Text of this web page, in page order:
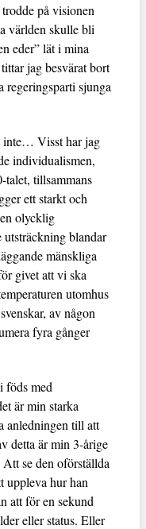
på visionen
världen skulle bli
eder” lät i mina
jag besvärat bort
regeringsparti sjunga
inte… Visst har jag
individualismen,
talet, tillsammans
ett starkt och
olycklig
blandar
mänskliga
givet att vi ska
utomhus
av någon
fyra gånger
föds med
är min starka
anledningen till att
detta är min 3-årige
se den oförställda
uppleva hur han
att för en sekund
eller status. Eller